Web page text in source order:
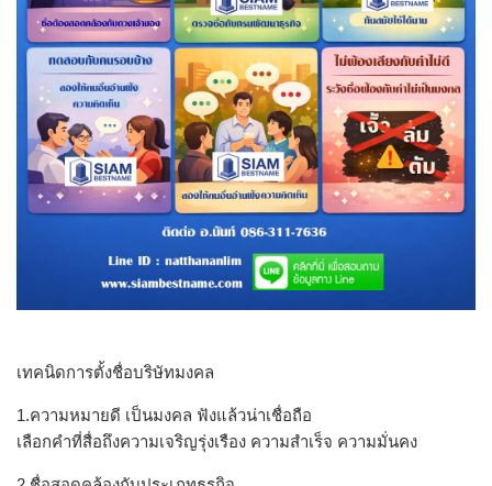
เทคนิดการตั้งชื่อบริษัทมงคล
1.ความหมายดี เป็นมงคล ฟังแล้วน่าเชื่อถือ
เลือกคำที่สื่อถึงความเจริญรุ่งเรือง ความสำเร็จ ความมั่นคง